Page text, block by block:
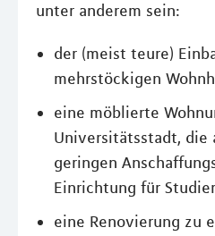
unter anderem sein:
der (meist teure)
mehrstöckigen
eine möblierte
Universitätsstadt, die
geringen
Einrichtung für
eine Renovierung zu